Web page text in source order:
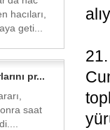
hacıları,
geti...
pr...
saat